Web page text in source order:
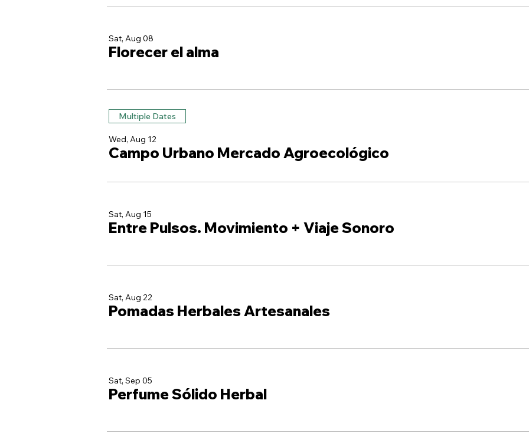
Sat, Aug 08
Florecer el alma
Multiple Dates
Wed, Aug 12
Campo Urbano Mercado Agroecológico
Sat, Aug 15
Entre Pulsos. Movimiento + Viaje Sonoro
Sat, Aug 22
Pomadas Herbales Artesanales
Sat, Sep 05
Perfume Sólido Herbal